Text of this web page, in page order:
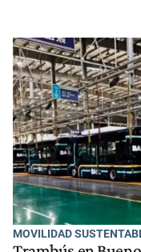
MOVILIDAD